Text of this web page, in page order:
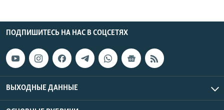
ПОДПИШИТЕСЬ НА НАС В СОЦСЕТЯХ
ВЫХОДНЫЕ ДАННЫЕ